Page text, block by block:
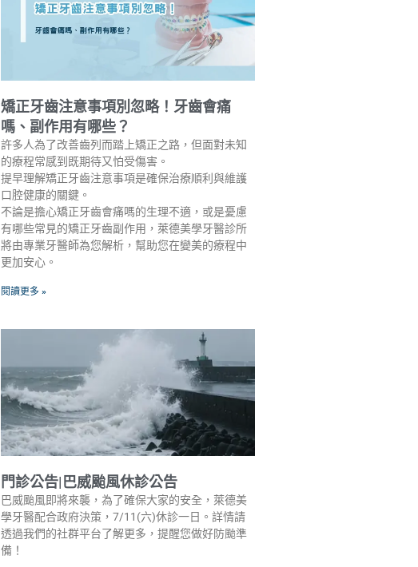
矯正牙齒注意事項別忽略！牙齒會痛
嗎、副作用有哪些？
許多人為了改善齒列而踏上矯正之路，但面對未知
的療程常感到既期待又怕受傷害。
提早理解矯正牙齒注意事項是確保治療順利與維護
口腔健康的關鍵。
不論是擔心矯正牙齒會痛嗎的生理不適，或是憂慮
有哪些常見的矯正牙齒副作用，萊德美學牙醫診所
將由專業牙醫師為您解析，幫助您在變美的療程中
更加安心。
閱讀更多 »
門診公告|巴威颱風休診公告
巴威颱風即將來襲，為了確保大家的安全，萊德美
學牙醫配合政府決策，7/11(六)休診一日。詳情請
透過我們的社群平台了解更多，提醒您做好防颱準
備！